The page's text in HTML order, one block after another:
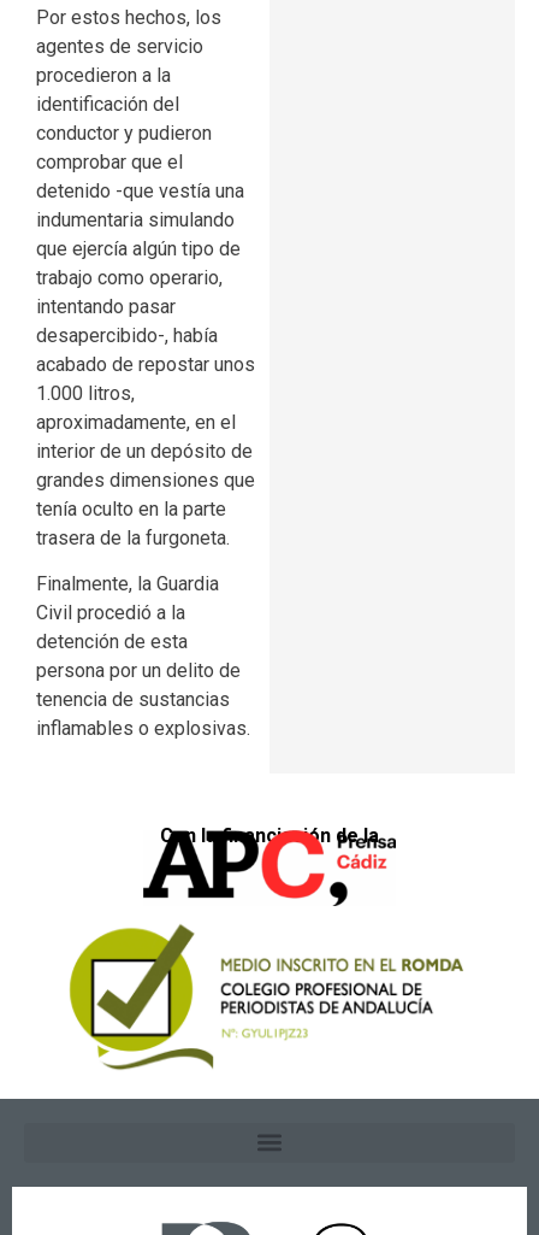
Por estos hechos, los
agentes de servicio
procedieron a la
identificación del
conductor y pudieron
comprobar que el
detenido -que vestía una
indumentaria simulando
que ejercía algún tipo de
trabajo como operario,
intentando pasar
desapercibido-, había
acabado de repostar unos
1.000 litros,
aproximadamente, en el
interior de un depósito de
grandes dimensiones que
tenía oculto en la parte
trasera de la furgoneta.
Finalmente, la Guardia
Civil procedió a la
detención de esta
persona por un delito de
tenencia de sustancias
inflamables o explosivas.
Con la financiación de la